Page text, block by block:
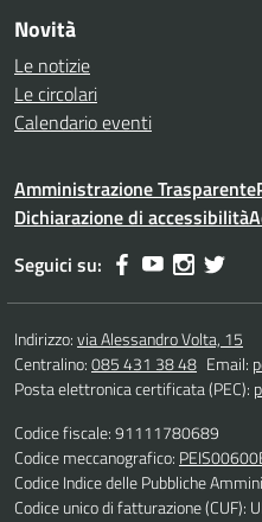
Novità
Le notizie
Le circolari
Calendario eventi
Amministrazione Trasparente
Dichiarazione di accessibilità
Seguici su:
Indirizzo:via Alessandro Volta, 15
Centralino:085 431 38 48 Email:
Posta elettronica certificata (PEC):
Codice fiscale: 91111780689
Codice meccanografico:
Codice Indice delle Pubbliche
Codice unico di fatturazione (CUF):